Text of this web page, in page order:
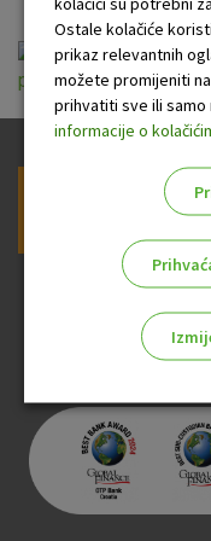
Prijava na
Ostale kolačiće
prikaz relevantnih
možete promijeniti
prihvatiti sve ili samo
informacije o